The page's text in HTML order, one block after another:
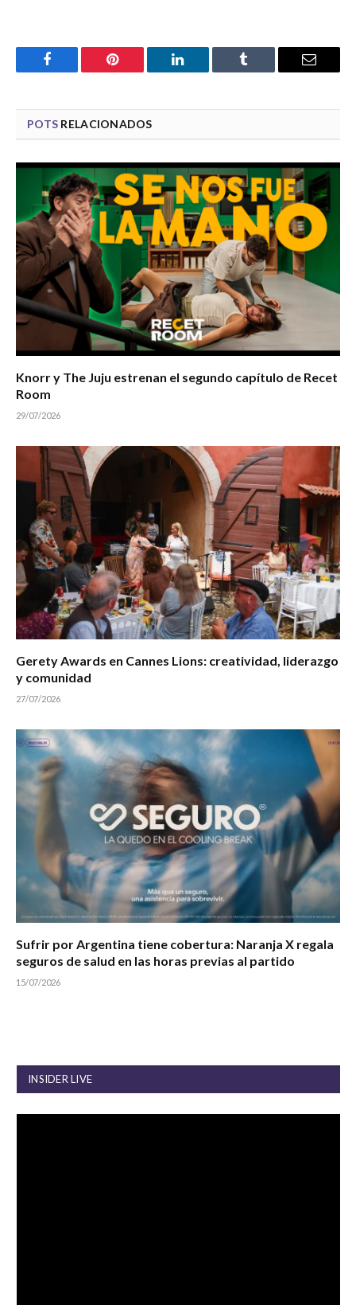
Facebook Pinterest LinkedIn Tumblr Email
POTS RELACIONADOS
Knorr y The Juju estrenan el segundo capítulo de Recet
Room
29/07/2026
Gerety Awards en Cannes Lions: creatividad, liderazgo
y comunidad
27/07/2026
Sufrir por Argentina tiene cobertura: Naranja X regala
seguros de salud en las horas previas al partido
15/07/2026
INSIDER LIVE